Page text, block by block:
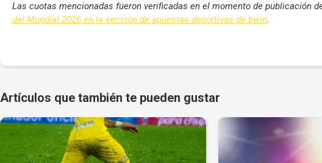
Las cuotas mencionadas fueron verificadas en el momento de publicación
del Mundial 2026 en la sección de apuestas deportivas de bwin.
Artículos que también te pueden gustar